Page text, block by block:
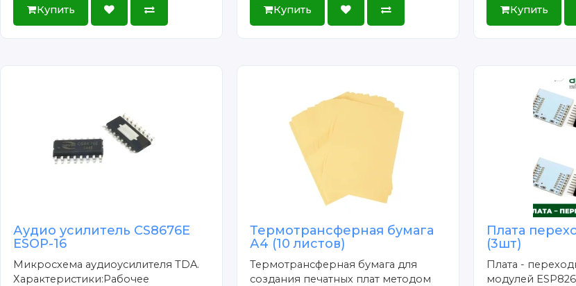
Купить Купить Купить
Аудио усилитель CS8676E
ESOP-16
Микросхема аудиоусилителя TDA.
Характеристики:Рабочее
Термотрансферная бумага
А4 (10 листов)
Термотрансферная бумага для
создания печатных плат методом
Плата
(3шт)
Плата -
модулей